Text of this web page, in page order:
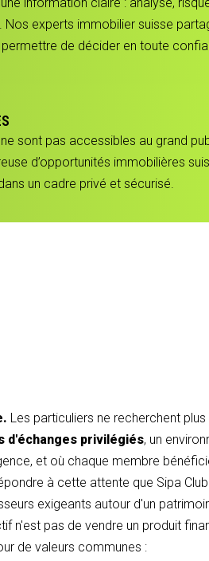
experts immobilier suisse
de décider en toute
sont pas accessibles au grand
d’opportunités immobilières
un cadre privé et sécurisé.
Les particuliers ne recherchent plus
d'échanges privilégiés, un
et où chaque membre
à cette attente que Sipa
exigeants autour d'un
n'est pas de vendre un produit
de valeurs communes :